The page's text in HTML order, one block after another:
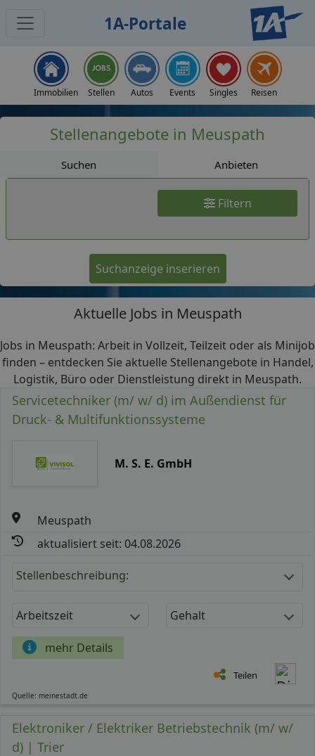
1A-Portale
Immobilien Stellen Autos Events Singles Reisen
Stellenangebote in Meuspath
Suchen Anbieten
Filtern
Suchanzeige inserieren
Aktuelle Jobs in Meuspath
Jobs in Meuspath: Arbeit in Vollzeit, Teilzeit oder als Minijob
finden – entdecken Sie aktuelle Stellenangebote in Handel,
Logistik, Büro oder Dienstleistung direkt in Meuspath.
Servicetechniker (m/ w/ d) im Außendienst für
Druck- & Multifunktionssysteme
M. S. E. GmbH
Meuspath
aktualisiert seit: 04.08.2026
Stellenbeschreibung:
Arbeitszeit Gehalt
mehr Details
Teilen
Quelle: meinestadt.de
Elektroniker / Elektriker Betriebstechnik (m/ w/
d) | Trier